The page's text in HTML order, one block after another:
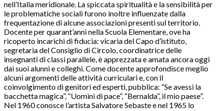
nell’Italia meridionale. La spiccata spiritualità e la sensibilità per
le problematiche sociali furono inoltre influenzate dalla
frequentazione di alcune associazioni presenti sul territorio.
Docente per quarant’anni nella Scuola Elementare, ove ha
ricoperto incarichi di fiducia: vicaria del Capo d’istituto,
segretaria del Consiglio di Circolo, coordinatrice delle
insegnanti di classi parallele, è apprezzata e amata ancora oggi
dai suoi alunni e colleghi. Come docente approfondisce meglio
alcuni argomenti delle attività curriculari e, con il
coinvolgimento di genitori ed esperti, pubblica: “Se avessi la
bacchetta magica”, “Uomini di pace”, “Bernalda”, il mio paese”.
Nel 1960 conosce l’artista Salvatore Sebaste e nel 1965 lo